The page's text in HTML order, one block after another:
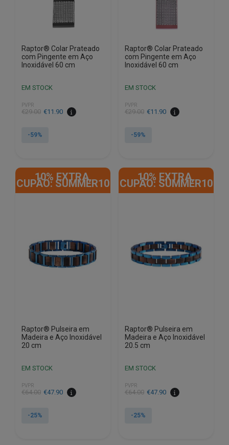
Raptor® Colar Prateado
com Pingente em Aço
Inoxidável 60 cm
EM STOCK
PVPR
€29.00
O
original
€11.90
O
atual
-59%
Raptor® Colar Prateado
com Pingente em Aço
Inoxidável 60 cm
EM STOCK
PVPR
€29.00
O
original
€11.90
O
atual
-59%
10% EXTRA,
CUPÃO: SUMMER10
Raptor® Pulseira em
Madeira e Aço Inoxidável
20 cm
EM STOCK
PVPR
€64.00
O
original
€47.90
O
atual
-25%
10% EXTRA,
CUPÃO: SUMMER10
Raptor® Pulseira em
Madeira e Aço Inoxidável
20.5 cm
EM STOCK
PVPR
€64.00
O
original
€47.90
O
atual
-25%